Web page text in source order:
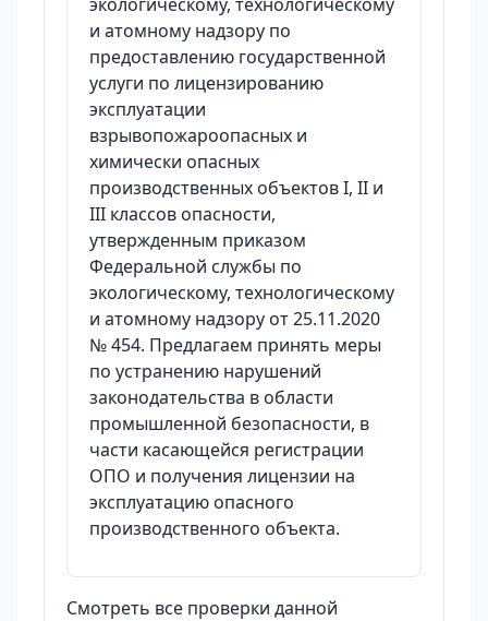
и атомному надзору по
предоставлению государственной
услуги по лицензированию
эксплуатации
взрывопожароопасных и
химически опасных
производственных объектов I, II и
III классов опасности,
утвержденным приказом
Федеральной службы по
экологическому, технологическому
и атомному надзору от 25.11.2020
№ 454. Предлагаем принять меры
по устранению нарушений
законодательства в области
промышленной безопасности, в
части касающейся регистрации
ОПО и получения лицензии на
эксплуатацию опасного
производственного объекта.
Смотреть все проверки данной